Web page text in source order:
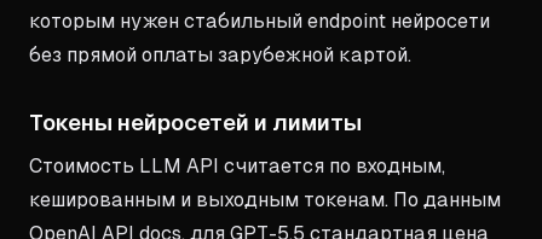
которым нужен стабильный endpoint нейросети
без прямой оплаты зарубежной картой.
Токены нейросетей и лимиты
Стоимость LLM API считается по входным,
кешированным и выходным токенам. По данным
OpenAI API docs, для GPT-5.5 стандартная цена